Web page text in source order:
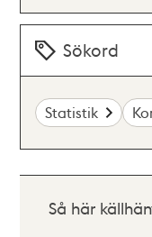
Sökord
Statistik
Så här